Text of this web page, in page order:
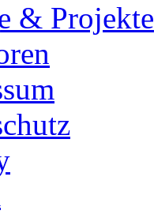
& Projekte